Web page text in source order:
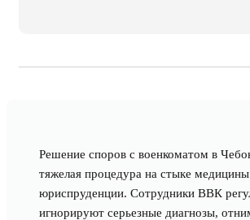
Решение споров с военкоматом в
тяжелая процедура на стыке
юриспруденции. Сотрудники ВВК
игнорируют серьезные диагнозы,